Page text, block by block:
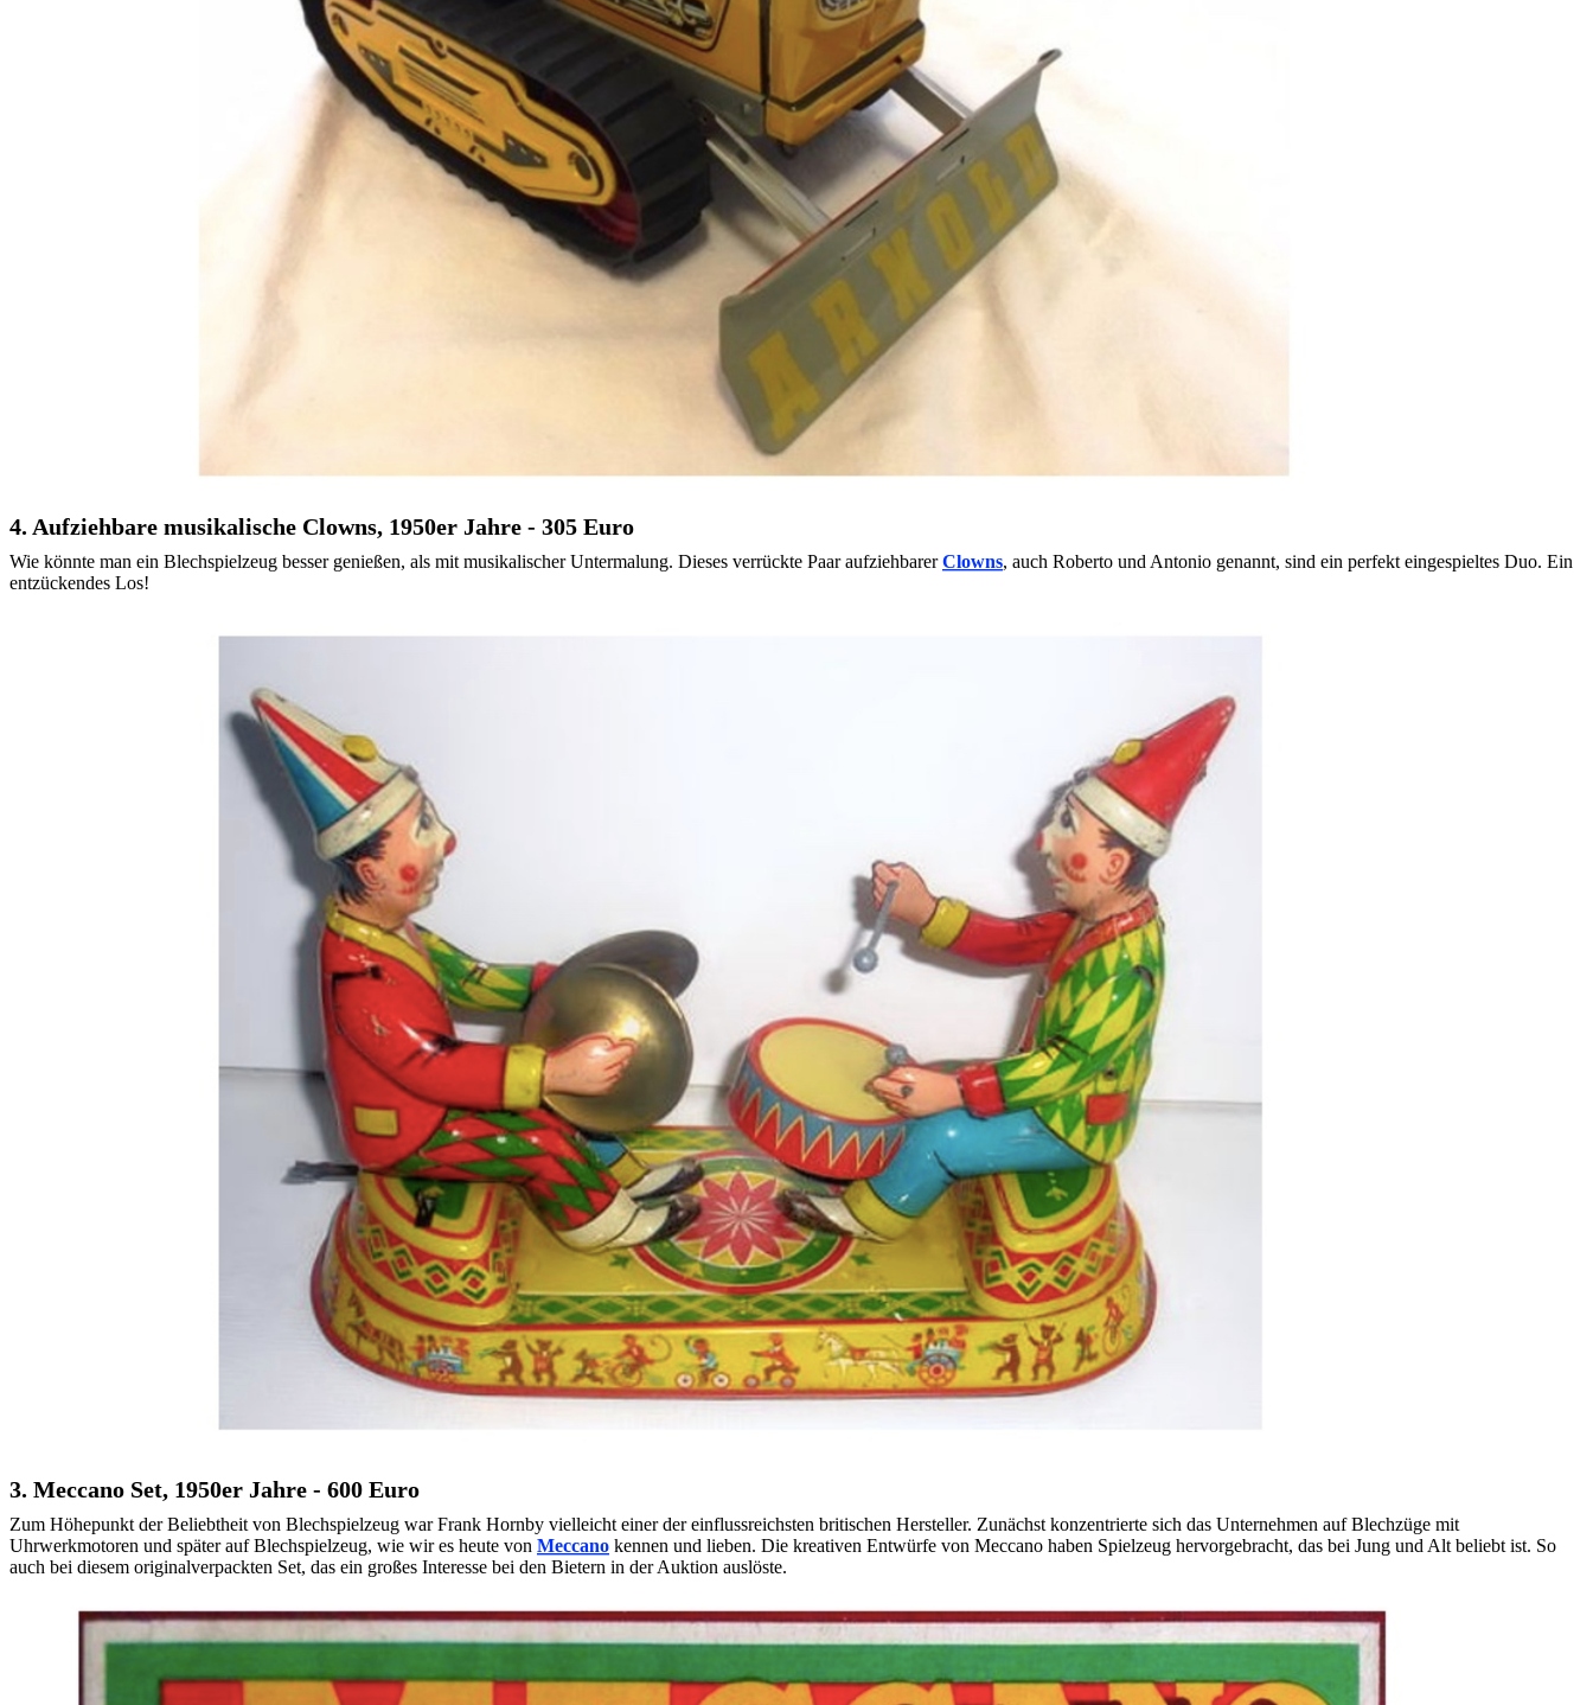
4. Aufziehbare musikalische Clowns, 1950er Jahre - 305 Euro
Wie könnte man ein Blechspielzeug besser genießen, als mit musikalischer Untermalung. Dieses verrückte Paar aufziehbarerClowns, auch Roberto und Antonio genannt, sind ein perfekt eingespieltes Duo. Ein
entzückendes Los!
3. Meccano Set, 1950er Jahre - 600 Euro
Zum Höhepunkt der Beliebtheit von Blechspielzeug war Frank Hornby vielleicht einer der einflussreichsten britischen Hersteller. Zunächst konzentrierte sich das Unternehmen auf Blechzüge mit
Uhrwerkmotoren und später auf Blechspielzeug, wie wir es heute von Meccano kennen und lieben. Die kreativen Entwürfe von Meccano haben Spielzeug hervorgebracht, das bei Jung und Alt beliebt ist. So
auch bei diesem originalverpackten Set, das ein großes Interesse bei den Bietern in der Auktion auslöste.